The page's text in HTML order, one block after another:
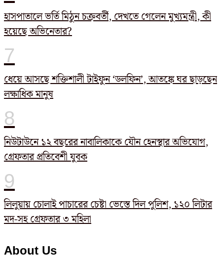
হাসপাতালে ভর্তি মিঠুন চক্রবর্তী, দেখতে গেলেন মুখ্যমন্ত্রী, কী
হয়েছে অভিনেতার?
ধেয়ে আসছে শক্তিশালী টাইফুন ‘ডলফিন’, আতঙ্কে ঘর ছাড়ছেন
লক্ষাধিক মানুষ
নিউটাউনে ১২ বছরের নাবালিকাকে যৌন হেনস্থার অভিযোগ,
গ্রেফতার প্রতিবেশী যুবক
লিলুয়ায় চোলাই পাচারের চেষ্টা ভেস্তে দিল পুলিশ, ১২০ লিটার
মদ-সহ গ্রেফতার ৩ মহিলা
About Us